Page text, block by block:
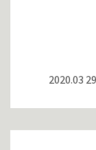
2020.03